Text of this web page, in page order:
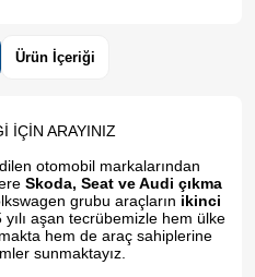
Ürün İçeriği
İÇİN ARAYINIZ
otomobil markalarından
Skoda, Seat ve Audi çıkma
grubu araçların ikinci
yılı aşan tecrübemizle hem ülke
hem de araç sahiplerine
sunmaktayız.